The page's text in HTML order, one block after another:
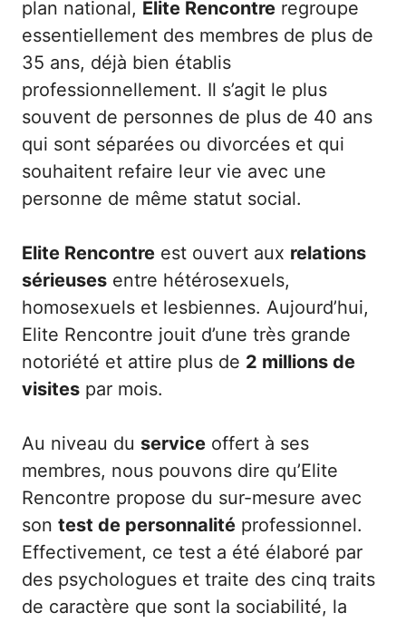
plan national, Elite Rencontre regroupe
essentiellement des membres de plus de
35 ans, déjà bien établis
professionnellement. Il s’agit le plus
souvent de personnes de plus de 40 ans
qui sont séparées ou divorcées et qui
souhaitent refaire leur vie avec une
personne de même statut social.
Elite Rencontre est ouvert aux relations
sérieuses entre hétérosexuels,
homosexuels et lesbiennes. Aujourd’hui,
Elite Rencontre jouit d’une très grande
notoriété et attire plus de 2 millions de
visites par mois.
Au niveau du service offert à ses
membres, nous pouvons dire qu’Elite
Rencontre propose du sur-mesure avec
son test de personnalité professionnel.
Effectivement, ce test a été élaboré par
des psychologues et traite des cinq traits
de caractère que sont la sociabilité, la